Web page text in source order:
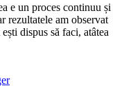
e un proces continuu și
rezultatele am observat
dispus să faci, atâtea